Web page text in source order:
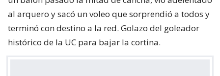
al arquero y sacó un voleo que sorprendió a todos y
terminó con destino a la red. Golazo del goleador
histórico de la UC para bajar la cortina.